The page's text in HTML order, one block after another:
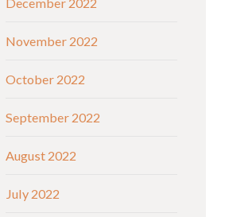
December 2022
November 2022
October 2022
September 2022
August 2022
July 2022